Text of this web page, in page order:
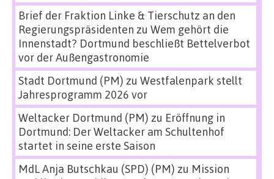
Brief der Fraktion Linke & Tierschutz an den
Regierungspräsidenten zu Wem gehört die
Innenstadt? Dortmund beschließt Bettelverbot
vor der Außengastronomie
Stadt Dortmund (PM) zu Westfalenpark stellt
Jahresprogramm 2026 vor
Weltacker Dortmund (PM) zu Eröffnung in
Dortmund: Der Weltacker am Schultenhof
startet in seine erste Saison
MdL Anja Butschkau (SPD) (PM) zu Mission